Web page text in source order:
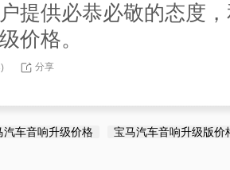
提供必恭必敬的态度
价格。
) 分享
汽车音响升级价格
宝马汽车音响升级版价